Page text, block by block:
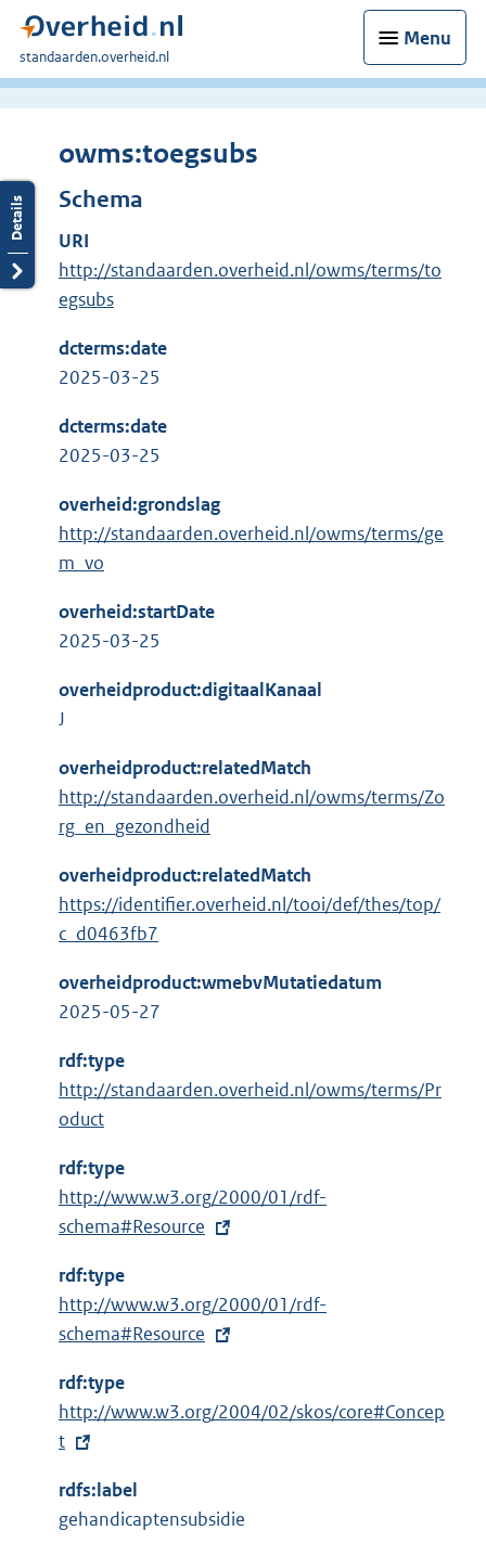
Menu
U
bent
standaarden.overheid.nl
owms:toegsubs
Schema
URI
http://standaarden.overheid.nl/owms/terms/to
egsubs
dcterms:date
2025-03-25
dcterms:date
2025-03-25
overheid:grondslag
http://standaarden.overheid.nl/owms/terms/ge
m_vo
overheid:startDate
2025-03-25
overheidproduct:digitaalKanaal
J
overheidproduct:relatedMatch
http://standaarden.overheid.nl/owms/terms/Zo
rg_en_gezondheid
overheidproduct:relatedMatch
https://identifier.overheid.nl/tooi/def/thes/top/
c_d0463fb7
overheidproduct:wmebvMutatiedatum
2025-05-27
rdf:type
http://standaarden.overheid.nl/owms/terms/Pr
oduct
rdf:type
E
x
e
r
n
l
i
k
:
http://www.w3.org/2000/01/rdf-
schema#Resource
rdf:type
E
x
e
r
n
http://www.w3.org/2000/01/rdf-
schema#Resource
rdf:type
E
x
e
r
http://www.w3.org/2004/02/skos/core#Concep
t
rdfs:label
gehandicaptensubsidie